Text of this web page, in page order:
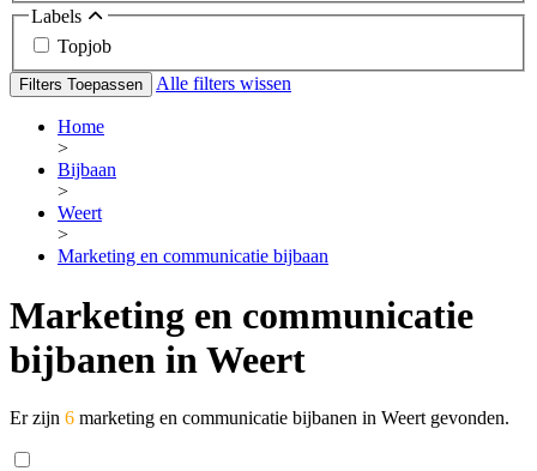
Labels
Topjob
Filters Toepassen Alle filters wissen
Home
>
Bijbaan
>
Weert
>
Marketing en communicatie bijbaan
Marketing en communicatie
bijbanen in Weert
Er zijn 6 marketing en communicatie bijbanen in Weert gevonden.